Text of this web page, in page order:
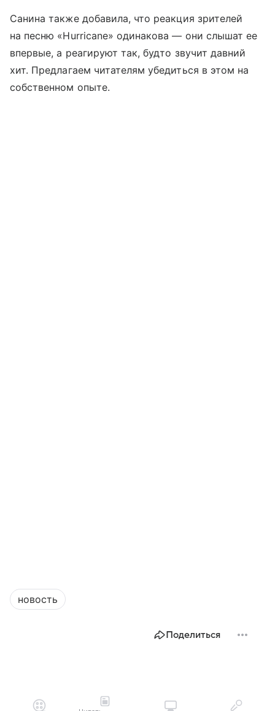
Санина также добавила, что реакция зрителей
на песню «Hurricane» одинакова — они слышат ее
впервые, а реагируют так, будто звучит давний
хит. Предлагаем читателям убедиться в этом на
собственном опыте.
новость
Поделиться